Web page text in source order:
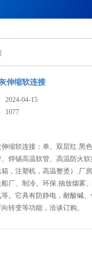
伸缩软连接
2024-04-15
1077
缩软连接：单、双层红.黑
焊锡高温软管、高温防火
，注塑机，高温整烫）.厂
厂、制冷、环保.抽放烟雾
。它具有防静电，耐酸碱
转变等功能，洽谈订购。